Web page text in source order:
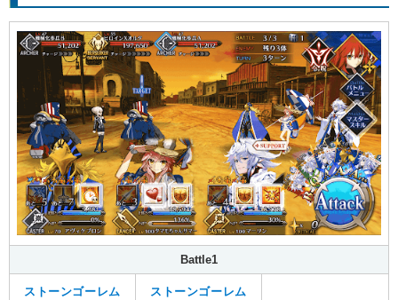
Battle1
ストーンゴーレム
ストーンゴーレム